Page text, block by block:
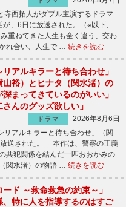
西拓人がダブル主演するドラマ
、6日に放送された。（※以下、
重ねてきた人生も全く違う、交わ
れ合い、人生で … 続きを読む
リアルキラーと待ち合わせ」
山裕）とヒナタ（関水渚）の
まってきているのがいい」
さんのグッズ欲しい」
ドラマ
2026年8月6日
アルキラーと待ち合わせ」（関
送された。 本作は、警察の正義
共犯関係を結んだ一匹おおかみの
関水渚）の物語 … 続きを読む
ード ～救命救急の約束～」
、特に人を指導するのはすご